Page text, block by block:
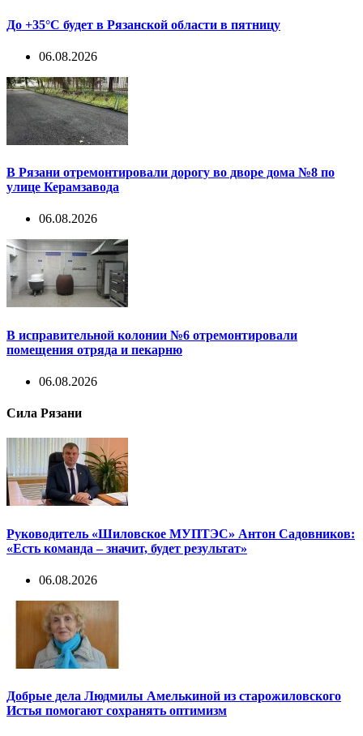
До +35°С будет в Рязанской области в пятницу
06.08.2026
В Рязани отремонтировали дорогу во дворе дома №8 по
улице Керамзавода
06.08.2026
В исправительной колонии №6 отремонтировали
помещения отряда и пекарню
06.08.2026
Сила Рязани
Руководитель «Шиловское МУПТЭС» Антон Садовников:
«Есть команда – значит, будет результат»
06.08.2026
Добрые дела Людмилы Амелькиной из старожиловского
Истья помогают сохранять оптимизм